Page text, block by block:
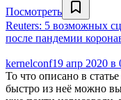
Посмотреть
Reuters: 5 возможных
после пандемии
kernelconf19 апр 2020 в
То что описано в
быстро из неё можно